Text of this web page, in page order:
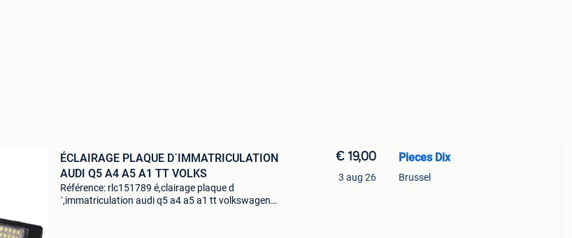
ÉCLAIRAGE PLAQUE D´IMMATRICULATION
AUDI Q5 A4 A5 A1 TT VOLKS
Référence: rlc151789 é,clairage plaque d
´,immatriculation audi q5 a4 a5 a1 tt volkswagen
€ 19,00
3 aug 26
Pieces Dix
Brussel